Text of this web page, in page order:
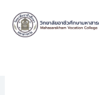
content